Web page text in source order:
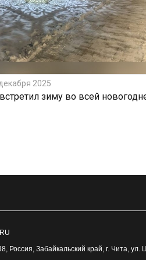
2025
зиму во всей
, Россия, Забайкальский край, г. Чита, ул.